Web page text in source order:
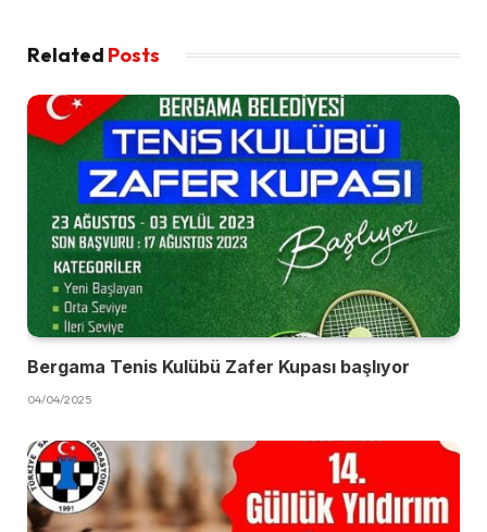
Related Posts
Bergama Tenis Kulübü Zafer Kupası başlıyor
04/04/2025